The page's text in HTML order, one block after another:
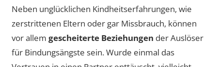
Neben unglücklichen Kindheitserfahrungen, wie
zerstrittenen Eltern oder gar Missbrauch, können
vor allem gescheiterte Beziehungen der Auslöser
für Bindungsängste sein. Wurde einmal das